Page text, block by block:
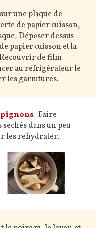
une plaque de
de papier cuisson,
Déposer dessus
papier cuisson et la
Recouvrir de film
au réfrigérateur le
les garnitures.
:Faire
dans un peu
les réhydrater.